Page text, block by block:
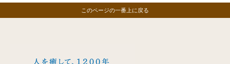
このページの一番上に戻る